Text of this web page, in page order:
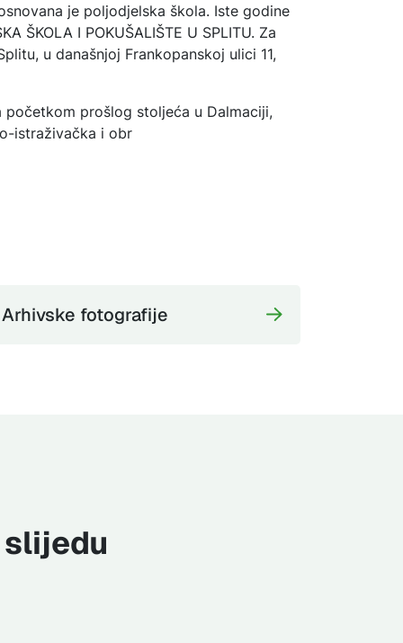
je poljodjelska škola. Iste godine
ŠKOLA I POKUŠALIŠTE U SPLITU. Za
u današnjoj Frankopanskoj ulici 11,
prošlog stoljeća u Dalmaciji,
istraživačka i obr
Arhivske fotografije